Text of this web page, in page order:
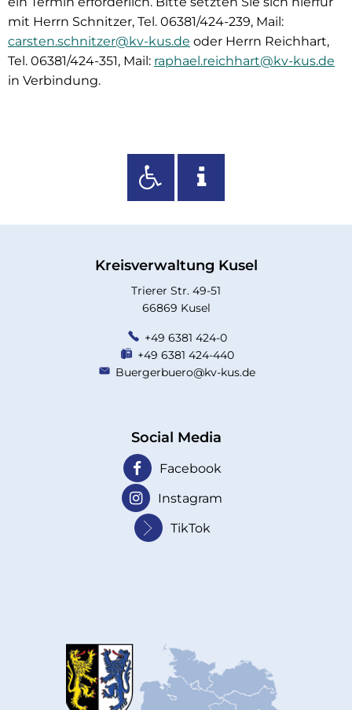
mit Herrn Schnitzer, Tel. 06381/424-239, Mail:
carsten.schnitzer@kv-kus.de oder Herrn Reichhart,
Tel. 06381/424-351, Mail: raphael.reichhart@kv-kus.de
in Verbindung.
Kreisverwaltung Kusel
Trierer Str. 49-51
66869 Kusel
+49 6381 424-0
+49 6381 424-440
Buergerbuero@kv-kus.de
Social Media
Facebook
Instagram
TikTok